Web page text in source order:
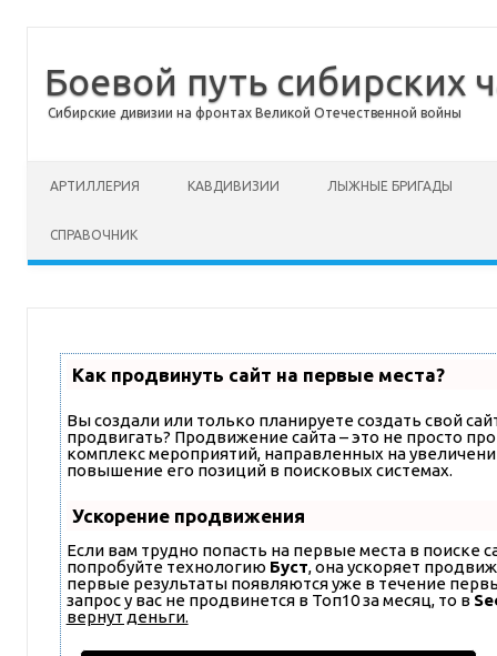
Боевой путь сибирских
Сибирские дивизии на фронтах Великой Отечественной войны
АРТИЛЛЕРИЯ КАВДИВИЗИИ ЛЫЖНЫЕ БРИГАДЫ
СПРАВОЧНИК
Как продвинуть сайт на первые места?
Вы создали или только планируете создать свой
продвигать? Продвижение сайта – это не просто
комплекс мероприятий, направленных на
повышение его позиций в поисковых системах.
Ускорение продвижения
Если вам трудно попасть на первые места в поиске
попробуйте технологию Буст, она ускоряет
первые результаты появляются уже в течение
запрос у вас не продвинется в Топ10 за месяц, то в
вернут деньги.